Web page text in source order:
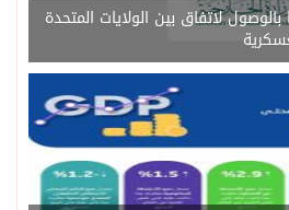
لاتفاق بين الولايات المتحدة